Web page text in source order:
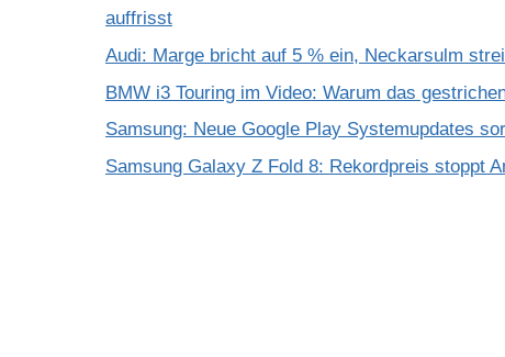
auffrisst
Audi: Marge bricht auf 5 % ein, Neckarsulm
BMW i3 Touring im Video: Warum das
Samsung: Neue Google Play Systemupdates
Samsung Galaxy Z Fold 8: Rekordpreis stoppt